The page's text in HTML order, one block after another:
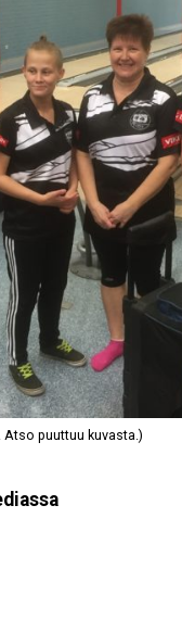
Atso puuttuu kuvasta.)